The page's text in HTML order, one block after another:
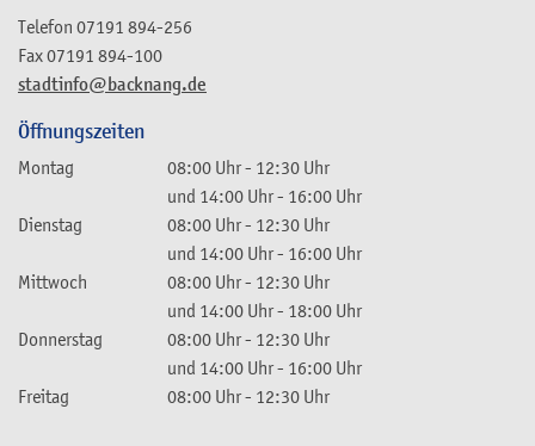
stadtinfo@backnang.de
Telefon 07191 894-256
Fax07191 894-100
Öffnungszeiten
Montag 08:00 Uhr- 12:30 Uhr
und 14:00 Uhr- 16:00 Uhr
Dienstag
08:00 Uhr- 12:30 Uhr
und 14:00 Uhr- 16:00 Uhr
Mittwoch
08:00 Uhr- 12:30 Uhr
und 14:00 Uhr- 18:00 Uhr
Donnerstag
08:00 Uhr- 12:30 Uhr
und 14:00 Uhr- 16:00 Uhr
Freitag
08:00 Uhr- 12:30 Uhr